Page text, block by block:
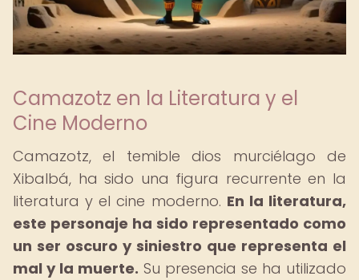
Camazotz en la Literatura y el
Cine Moderno
Camazotz, el temible dios murciélago de
Xibalbá, ha sido una figura recurrente en la
literatura y el cine moderno. En la literatura,
este personaje ha sido representado como
un ser oscuro y siniestro que representa el
mal y la muerte. Su presencia se ha utilizado